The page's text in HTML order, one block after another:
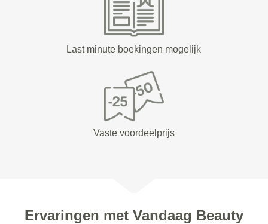
Last minute boekingen mogelijk
Vaste voordeelprijs
Ervaringen met Vandaag Beauty